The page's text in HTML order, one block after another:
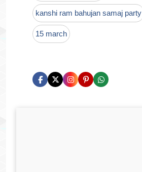
kanshi ram bahujan samaj party
15 march